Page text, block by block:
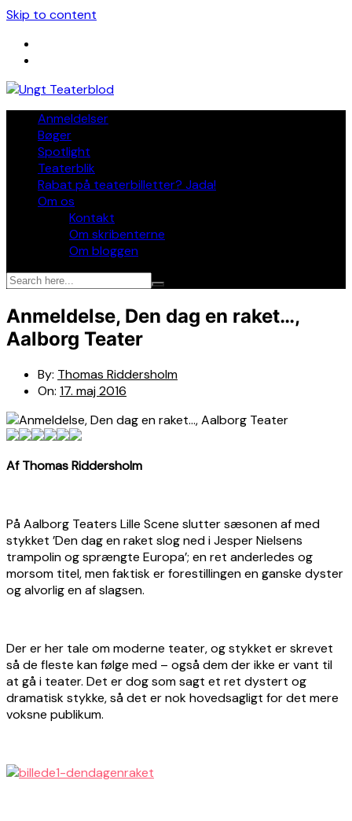
Skip to content
Anmeldelser
Bøger
Spotlight
Teaterblik
Rabat på teaterbilletter? Jada!
Om os
Kontakt
Om skribenterne
Om bloggen
Anmeldelse, Den dag en raket…,
Aalborg Teater
By: Thomas Riddersholm
On: 17. maj 2016
Af Thomas Riddersholm
På Aalborg Teaters Lille Scene slutter sæsonen af med
stykket ’Den dag en raket slog ned i Jesper Nielsens
trampolin og sprængte Europa’; en ret anderledes og
morsom titel, men faktisk er forestillingen en ganske dyster
og alvorlig en af slagsen.
Der er her tale om moderne teater, og stykket er skrevet
så de fleste kan følge med – også dem der ikke er vant til
at gå i teater. Det er dog som sagt et ret dystert og
dramatisk stykke, så det er nok hovedsagligt for det mere
voksne publikum.